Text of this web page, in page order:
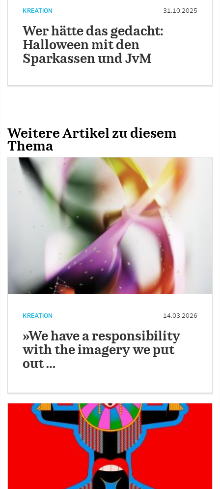
KREATION 31.10.2025
Wer hätte das gedacht:
Halloween mit den
Sparkassen und JvM
Weitere Artikel zu diesem
Thema
KREATION 14.03.2026
»We have a responsibility
with the imagery we put
out …